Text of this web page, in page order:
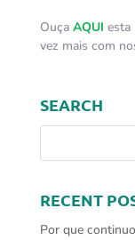
Ouça AQUI esta
vez mais com
SEARCH
RECENT
Por que